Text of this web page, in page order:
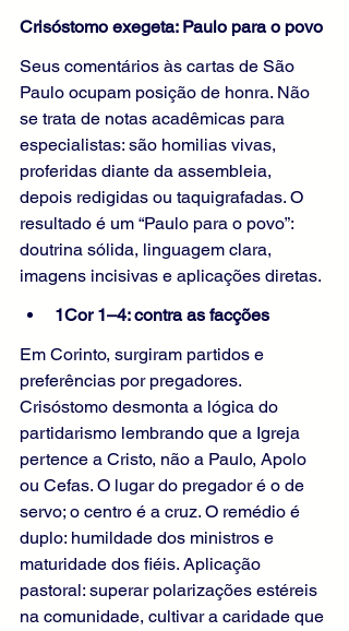
Crisóstomo exegeta: Paulo para o povo
Seus comentários às cartas de São
Paulo ocupam posição de honra. Não
se trata de notas acadêmicas para
especialistas: são homilias vivas,
proferidas diante da assembleia,
depois redigidas ou taquigrafadas. O
resultado é um “Paulo para o povo”:
doutrina sólida, linguagem clara,
imagens incisivas e aplicações diretas.
1Cor 1–4: contra as facções
Em Corinto, surgiram partidos e
preferências por pregadores.
Crisóstomo desmonta a lógica do
partidarismo lembrando que a Igreja
pertence a Cristo, não a Paulo, Apolo
ou Cefas. O lugar do pregador é o de
servo; o centro é a cruz. O remédio é
duplo: humildade dos ministros e
maturidade dos fiéis. Aplicação
pastoral: superar polarizações estéreis
na comunidade, cultivar a caridade que